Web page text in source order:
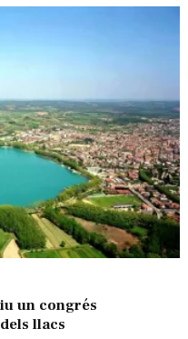
un congrés
llacs